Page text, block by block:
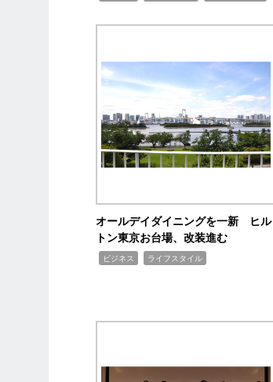
オールデイダイニングを一新 ヒル
トン東京お台場、改装進む
ビジネス ライフスタイル